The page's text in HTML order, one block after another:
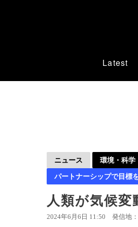
Latest
ニュース 環境・科学
パートナーシップで目標
人類が気候
2024年6月6日 11:50 発信地